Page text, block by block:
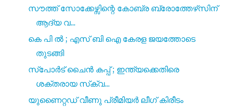
സൗത്ത് സോക്കേഴ്സിന്റെ കോബ്ര ബ്രോത്തേഴ്‌സിന്
ആദ്യ വ...
കെ പി ൽ ; എസ് ബി ഐ കേരള ജയത്തോടെ
തുടങ്ങി
സ്‌പോർട് ചൈൻ കപ്പ് ; ഇന്ത്യക്കെതിരെ
ശക്തരായ സ്‌ക്വ...
യുണൈറ്റഡ് വീണു പ്രീമിയർ ലീഗ് കിരീടം